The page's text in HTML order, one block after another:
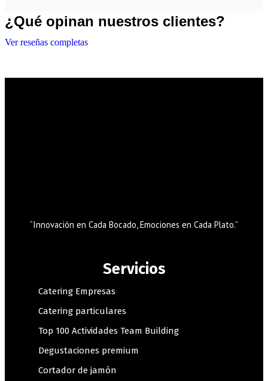
¿Qué opinan nuestros clientes?
Ver reseñas completas
“Innovación en Cada Bocado, Emociones en Cada Plato.”
Servicios
Catering Empresas
Catering particulares
Top 100 Actividades Team Building
Degustaciones premium
Cortador de jamón